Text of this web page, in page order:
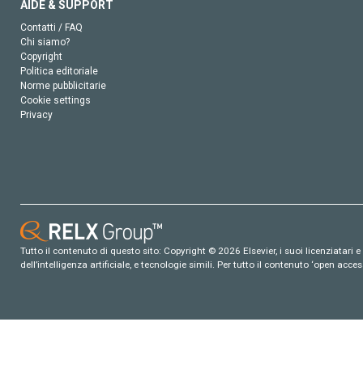
AIDE & SUPPORT
Contatti / FAQ
Chi siamo?
Copyright
Politica editoriale
Norme pubblicitarie
Cookie settings
Privacy
Tutto il contenuto di questo sito: Copyright © 2026 Elsevier, i suoi
dell’intelligenza artificiale, e tecnologie simili. Per tutto il contenuto ‘open